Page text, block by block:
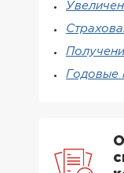
Годовые